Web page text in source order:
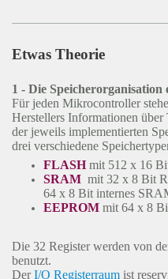
Etwas Theorie
1 - Die Speicherorganisation
Für jeden Mikrocontroller
Herstellers Informationen
der jeweils implementierten
drei verschiedene
FLASHmit 512 x 16
SRAM mit 32 x 8 Bit
64 x 8 Bit internes
EEPROM mit 64 x 8
Die 32 Register werden von
benutzt.
Der I/O Registerraum ist